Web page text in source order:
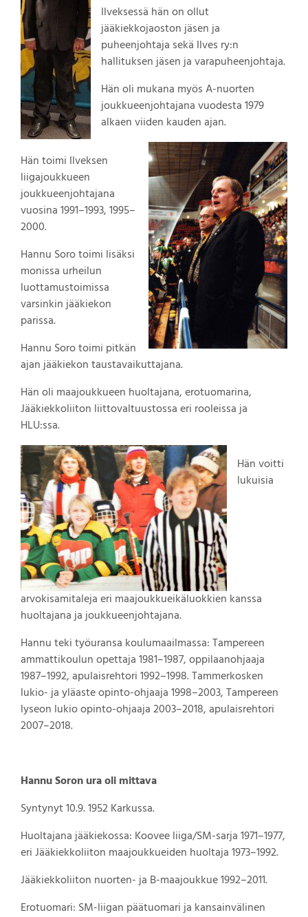
Ilveksessä hän on ollut
jääkiekkojaoston jäsen ja
puheenjohtaja sekä Ilves ry:n
hallituksen jäsen ja varapuheenjohtaja.
Hän oli mukana myös A-nuorten
joukkueenjohtajana vuodesta 1979
alkaen viiden kauden ajan.
Hän toimi Ilveksen
liigajoukkueen
joukkueenjohtajana
vuosina 1991–1993, 1995–
2000.
Hannu Soro toimi lisäksi
monissa urheilun
luottamustoimissa
varsinkin jääkiekon
parissa.
Hannu Soro toimi pitkän
ajan jääkiekon taustavaikuttajana.
Hän oli maajoukkueen huoltajana, erotuomarina,
Jääkiekkoliiton liittovaltuustossa eri rooleissa ja
HLU:ssa.
Hän voitti
lukuisia
arvokisamitaleja eri maajoukkueikäluokkien kanssa
huoltajana ja joukkueenjohtajana.
Hannu teki työuransa koulumaailmassa: Tampereen
ammattikoulun opettaja 1981–1987, oppilaanohjaaja
1987–1992, apulaisrehtori 1992–1998. Tammerkosken
lukio- ja yläaste opinto-ohjaaja 1998–2003, Tampereen
lyseon lukio opinto-ohjaaja 2003–2018, apulaisrehtori
2007–2018.
Hannu Soron ura oli mittava
Syntynyt 10.9. 1952 Karkussa.
Huoltajana jääkiekossa: Koovee liiga/SM-sarja 1971–1977,
eri Jääkiekkoliiton maajoukkueiden huoltaja 1973–1992.
Jääkiekkoliiton nuorten- ja B-maajoukkue 1992–2011.
Erotuomari: SM-liigan päätuomari ja kansainvälinen